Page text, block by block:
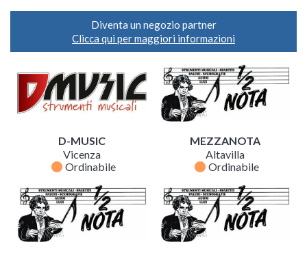
Diventa un negozio partner
Clicca qui per maggiori informazioni
D-MUSIC
Vicenza
fiber_manual_record Ordinabile
MEZZANOTA
Altavilla
fiber_manual_record Ordinabile